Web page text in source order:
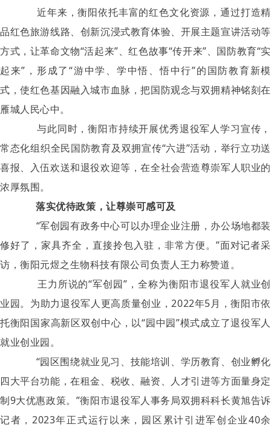
近年来，衡阳依托丰富的红色文化资源，通过打造精
品红色旅游线路、创新沉浸式教育体验、开展主题宣讲活动等
方式，让革命文物“活起来”、红色故事“传开来”、国防教育“实
起来”，形成了“游中学、学中悟、悟中行”的国防教育新模
式，使红色基因融入城市血脉，把国防观念与双拥精神铭刻在
雁城人民心中。
与此同时，衡阳市持续开展优秀退役军人学习宣传，
常态化组织全民国防教育及双拥宣传“六进”活动，举行立功送
喜报、入伍欢送和退役欢迎等，在全社会营造尊崇军人职业的
浓厚氛围。
落实优待政策，让尊崇可感可及
“军创园有政务中心可以办理企业注册，办公场地都装
修好了，家具齐全，直接拎包入驻，非常方便。”面对记者采
访，衡阳元煜之生物科技有限公司负责人王力称赞道。
王力所说的“军创园”，全称为衡阳市退役军人就业创
业园。为助力退役军人更高质量创业，2022年5月，衡阳市依
托衡阳国家高新区双创中心，以“园中园”模式成立了退役军人
就业创业园。
“园区围绕就业见习、技能培训、学历教育、创业孵化
四大平台功能，在租金、税收、融资、人才引进等方面量身定
制9大优惠政策。”衡阳市退役军人事务局双拥科科长黄旭告诉
记者，2023年正式运行以来，园区累计引进军创企业40余